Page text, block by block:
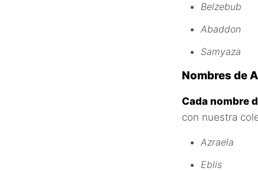
Belzebub
Abaddon
Samyaza
Nombres de
Cada nombre
con nuestra
Azraela
Eblis